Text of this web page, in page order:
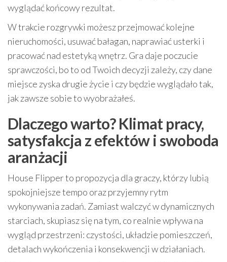
wyglądać końcowy rezultat.
W trakcie rozgrywki możesz przejmować kolejne
nieruchomości, usuwać bałagan, naprawiać usterki i
pracować nad estetyką wnętrz. Gra daje poczucie
sprawczości, bo to od Twoich decyzji zależy, czy dane
miejsce zyska drugie życie i czy będzie wyglądało tak,
jak zawsze sobie to wyobrażałeś.
Dlaczego warto? Klimat pracy,
satysfakcja z efektów i swoboda
aranżacji
House Flipper to propozycja dla graczy, którzy lubią
spokojniejsze tempo oraz przyjemny rytm
wykonywania zadań. Zamiast walczyć w dynamicznych
starciach, skupiasz się na tym, co realnie wpływa na
wygląd przestrzeni: czystości, układzie pomieszczeń,
detalach wykończenia i konsekwencji w działaniach.